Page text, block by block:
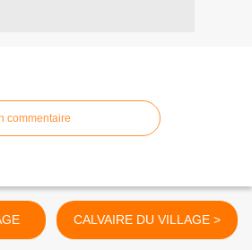
commentaire
CALVAIRE DU VILLAGE >